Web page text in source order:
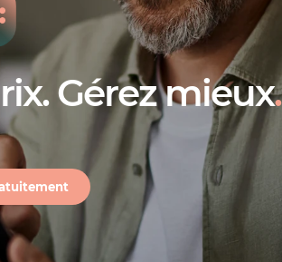
Gérez mieux.